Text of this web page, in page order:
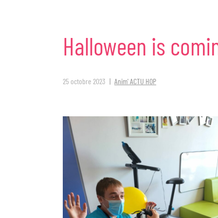
Halloween is
25 octobre 2023 Anim' ACTU HOP